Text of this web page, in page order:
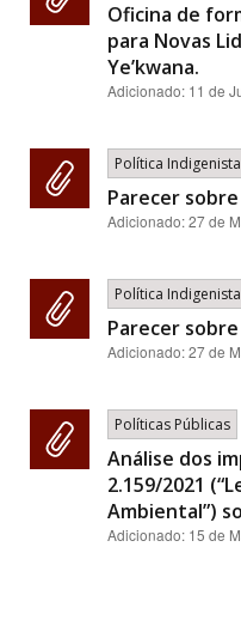
Oficina de
para Novas
Ye’kwana.
Adicionado: 11 de
Política Indigenista
Parecer
Adicionado:27 de
Política Indigenista
Parecer
Adicionado:27 de
Políticas Públicas
Análise dos
2.159/2021
Ambiental”)
Adicionado: 15 de